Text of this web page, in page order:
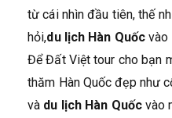
từ cái nhìn đầu tiên, thế
hỏi,du lịch Hàn Quốc vào
Để Đất Việt tour cho bạn
thăm Hàn Quốc đẹp như
và du lịch Hàn Quốcvào